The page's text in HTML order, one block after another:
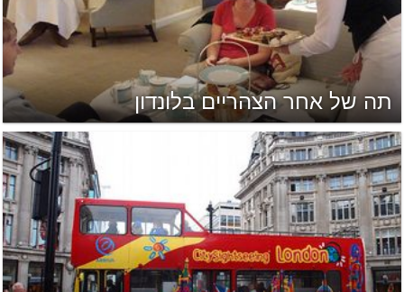
תה של אחר הצהריים בלונדון